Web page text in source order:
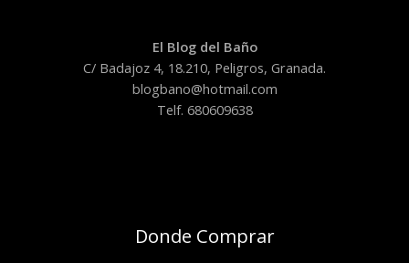
El Blog del Baño
C/ Badajoz 4, 18.210, Peligros, Granada.
blogbano@hotmail.com
Telf. 680609638
Donde Comprar